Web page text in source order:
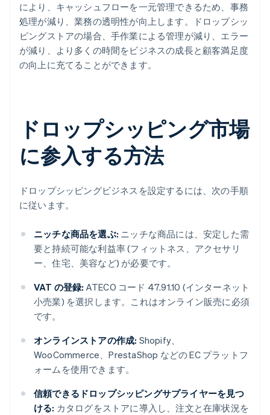
により、キャッシュフローを一元管理できるため、事務
処理が減り、業務の透明性が向上します。ドロップシッ
ピングストアの場合、手作業による管理が減り、エラー
が減り、より多くの時間をビジネスの成長と顧客満足度
の向上に充てることができます。
ドロップシッピング市場
に参入する方法
ドロップシッピングビジネスを設定するには、次の手順
に従います。
ニッチな商品を選ぶ: ニッチな商品には、安定した需
要と持続可能な利益率 (フィットネス、アクセサリ
ー、住宅、美容など) が必要です。
VAT の登録: ATECO コード 47.91.10 (インターネット
小売業) を選択します。これはオンライン販売に必須
です。
オンラインストアの作成: Shopify、
WooCommerce、PrestaShop などの EC プラットフ
ォームを使用できます。
信頼できるドロップシッピングサプライヤーを見つ
ける: カタログをストアに導入し、注文と在庫状況を